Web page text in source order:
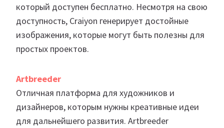
который доступен бесплатно. Несмотря на свою
доступность, Craiyon генерирует достойные
изображения, которые могут быть полезны для
простых проектов.
Artbreeder
Отличная платформа для художников и
дизайнеров, которым нужны креативные идеи
для дальнейшего развития. Artbreeder